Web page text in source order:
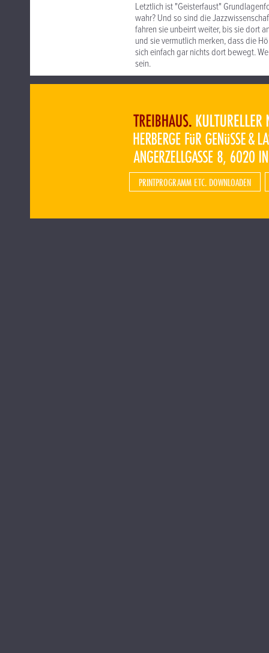
Letztlich ist "Geisterfaust"
wahr? Und so sind die
fahren sie unbeirrt weiter, bis sie dort
und sie vermutlich merken, dass die
sich einfach gar nichts dort bewegt.
sein.
PRINTPROGRAMM ETC. DOWNLOADEN